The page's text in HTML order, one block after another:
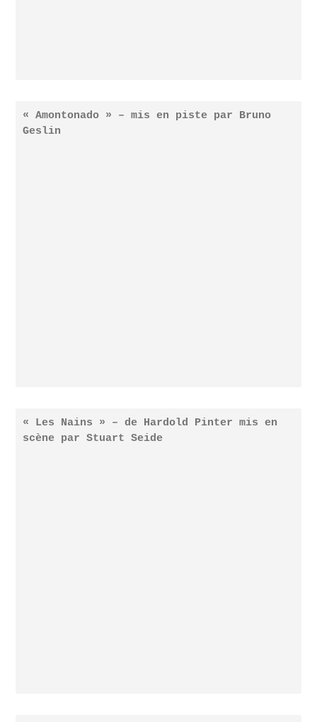
« Amontonado » – mis en piste par Bruno
Geslin
« Les Nains » – de Hardold Pinter mis en
scène par Stuart Seide